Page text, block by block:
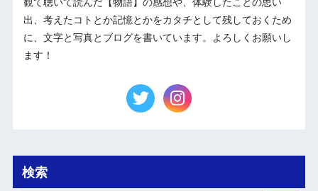
出、考えたコトとか記憶とかをカタチとして残しておくため
に、文字と写真とブログを書いています。よろしくお願いし
ます！
検索